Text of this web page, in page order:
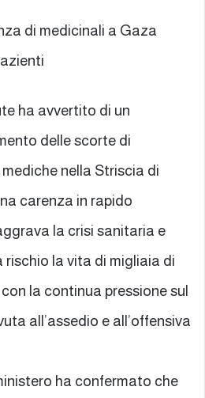
di medicinali a Gaza
ha avvertito di un
delle scorte di
nella Striscia di
carenza in rapido
la crisi sanitaria e
la vita di migliaia di
la continua pressione sul
all’assedio e all’offensiva
ha confermato che